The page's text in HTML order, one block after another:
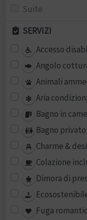
Suite
SERVIZI
Accesso
Angolo
Animali
Aria
Bagno in
Bagno privato
Charme &
Colazione
Dimora di
Fuga